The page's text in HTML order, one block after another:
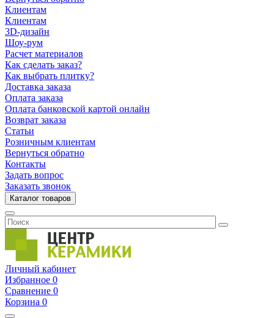
Клиентам
Клиентам
3D-дизайн
Шоу-рум
Расчет материалов
Как сделать заказ?
Как выбрать плитку?
Доставка заказа
Оплата заказа
Оплата банковской картой онлайн
Возврат заказа
Статьи
Розничным клиентам
Вернуться обратно
Контакты
Задать вопрос
Заказать звонок
Каталог товаров
Личный кабинет
Избранное 0
Сравнение 0
Корзина 0